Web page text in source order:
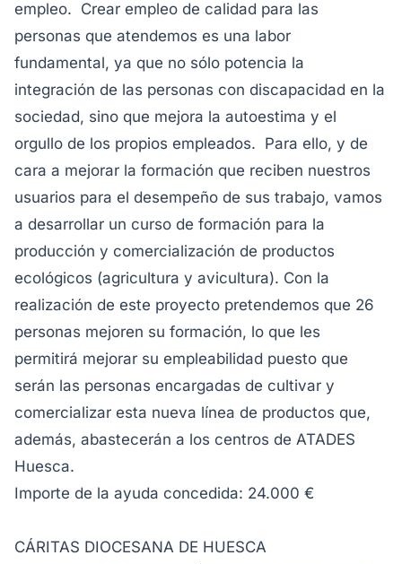
empleo. Crear empleo de calidad para las
personas que atendemos es una labor
fundamental, ya que no sólo potencia la
integración de las personas con discapacidad en la
sociedad, sino que mejora la autoestima y el
orgullo de los propios empleados. Para ello, y de
cara a mejorar la formación que reciben nuestros
usuarios para el desempeño de sus trabajo, vamos
a desarrollar un curso de formación para la
producción y comercialización de productos
ecológicos (agricultura y avicultura). Con la
realización de este proyecto pretendemos que 26
personas mejoren su formación, lo que les
permitirá mejorar su empleabilidad puesto que
serán las personas encargadas de cultivar y
comercializar esta nueva línea de productos que,
además, abastecerán a los centros de ATADES
Huesca.
Importe de la ayuda concedida: 24.000 €
CÁRITAS DIOCESANA DE HUESCA